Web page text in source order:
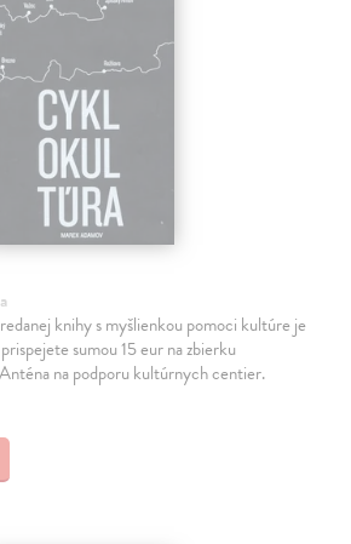
knihy s myšlienkou pomoci kultúre je
sumou 15 eur na zbierku
na podporu kultúrnych centier.